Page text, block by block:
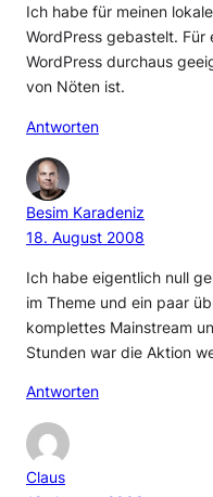
Ich habe für meinen
WordPress gebastelt.
WordPress durchaus
von Nöten ist.
Antworten
Besim Karadeniz
18. August 2008
Ich habe eigentlich null
im Theme und ein paar
komplettes Mainstream
Stunden war die Aktion
Antworten
Claus